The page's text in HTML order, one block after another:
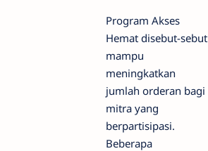
Program Akses
Hemat disebut-sebut
mampu
meningkatkan
jumlah orderan bagi
mitra yang
berpartisipasi.
Beberapa